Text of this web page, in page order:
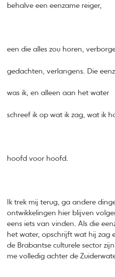
behalve een eenzame reiger,
een die alles zou horen,
gedachten, verlangens. Die
was ik, en alleen aan het water
schreef ik op wat ik zag, wat ik
hoofd voor hoofd.
Ik trek mij terug, ga andere
ontwikkelingen hier blijven
eens iets van vinden. Als die
het water, opschrijft wat hij zag
de Brabantse culturele sector
me volledig achter de